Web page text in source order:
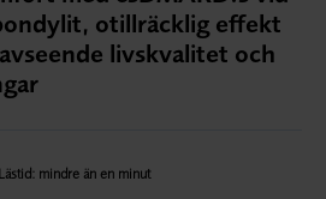
otillräcklig effekt
livskvalitet och
Facebook
på LinkedIn
sidan via E-post
Lästid: mindre än en minut